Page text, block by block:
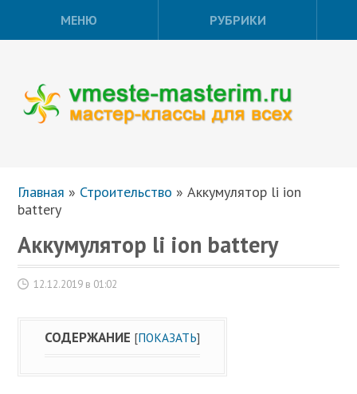
МЕНЮ РУБРИКИ
Главная » Строительство »Аккумулятор li ion
battery
Аккумулятор li ion battery
12.12.2019 в 01:02
СОДЕРЖАНИЕ [ПОКАЗАТЬ]